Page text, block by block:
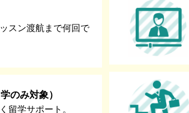
スン渡航まで何回で
のみ対象）
留学サポート。